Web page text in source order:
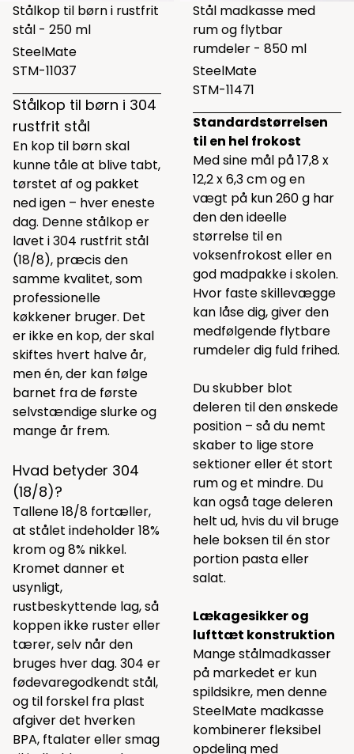
Stålkop til børn i rustfrit
stål - 250 ml
SteelMate
STM-11037
Stålkop til børn i 304
rustfrit stål
En kop til børn skal
kunne tåle at blive tabt,
tørstet af og pakket
ned igen – hver eneste
dag. Denne stålkop er
lavet i 304 rustfrit stål
(18/8), præcis den
samme kvalitet, som
professionelle
køkkener bruger. Det
er ikke en kop, der skal
skiftes hvert halve år,
men én, der kan følge
barnet fra de første
selvstændige slurke og
mange år frem.
Hvad betyder 304
(18/8)?
Tallene 18/8 fortæller,
at stålet indeholder 18%
krom og 8% nikkel.
Kromet danner et
usynligt,
rustbeskyttende lag, så
koppen ikke ruster eller
tærer, selv når den
bruges hver dag. 304 er
fødevaregodkendt stål,
og til forskel fra plast
afgiver det hverken
BPA, ftalater eller smag
Stål madkasse med
rum og flytbar
rumdeler - 850 ml
SteelMate
STM-11471
Standardstørrelsen
til en hel frokost
Med sine mål på 17,8 x
12,2 x 6,3 cm og en
vægt på kun 260 g har
den den ideelle
størrelse til en
voksenfrokost eller en
god madpakke i skolen.
Hvor faste skillevægge
kan låse dig, giver den
medfølgende flytbare
rumdeler dig fuld frihed.
Du skubber blot
deleren til den ønskede
position – så du nemt
skaber to lige store
sektioner eller ét stort
rum og et mindre. Du
kan også tage deleren
helt ud, hvis du vil bruge
hele boksen til én stor
portion pasta eller
salat.
Lækagesikker og
lufttæt konstruktion
Mange stålmadkasser
på markedet er kun
spildsikre, men denne
SteelMate madkasse
kombinerer fleksibel
opdeling med